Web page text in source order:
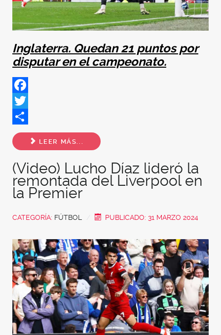
Inglaterra. Quedan 21 puntos por
disputar en el campeonato.
Facebook
Twitter
Share
LEER MÁS...
(Video) Lucho Díaz lideró la
remontada del Liverpool en
la Premier
CATEGORÍA: FÚTBOL PUBLICADO: 31 MARZO 2024